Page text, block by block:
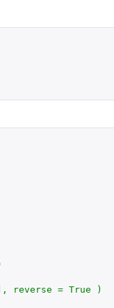
reverse = True )